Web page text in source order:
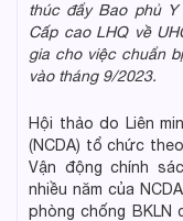
thúc đẩy Bao phủ
Cấp cao LHQ về
gia cho việc chuẩn
vào tháng 9/2023.
Hội thảo do Liên
(NCDA) tổ chức
Vận động chính
nhiều năm của
phòng chống BKLN